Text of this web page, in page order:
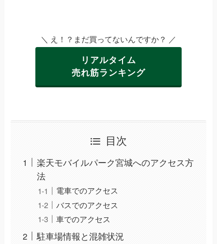
＼ え！？まだ買ってないんですか？ ／
リアルタイム
売れ筋ランキング
目次
楽天モバイルパーク宮城へのアクセス方
法
電車でのアクセス
バスでのアクセス
車でのアクセス
駐車場情報と混雑状況